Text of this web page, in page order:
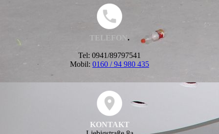
TELEFON .
Tel: 0941/89797541
Mobil: 0160 / 94 980 435
KONTAKT